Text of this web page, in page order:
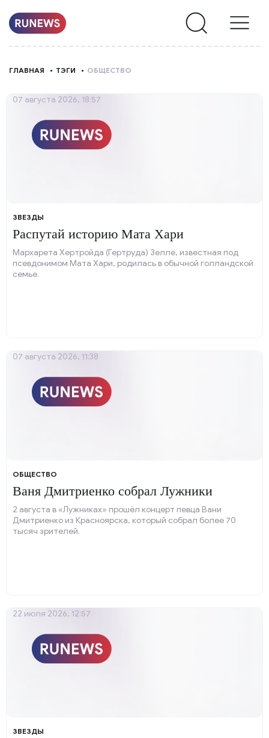
ГЛАВНАЯ ТЭГИ ОБЩЕСТВО
ЗВЕЗДЫ
Распутай историю Мата Хари
Мархарета Хертройда (Гертруда) Зелле, известная под
псевдонимом Мата Хари, родилась в обычной голландской
семье.
07 августа 2026, 18:57
ОБЩЕСТВО
Ваня Дмитриенко собрал Лужники
2 августа в «Лужниках» прошёл концерт певца Вани
Дмитриенко из Красноярска, который собрал более 70
тысяч зрителей.
07 августа 2026, 11:38
ЗВЕЗДЫ
22 июля 2026, 12:57